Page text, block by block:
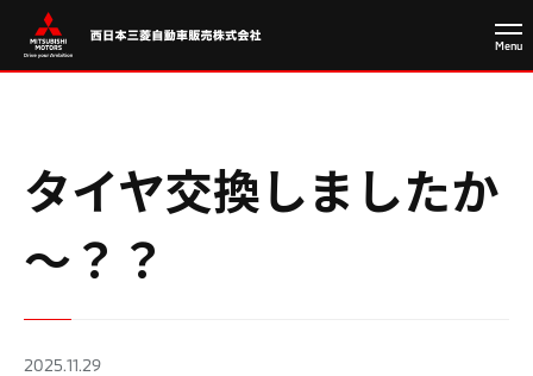
タイヤ交換しましたか
～？？
2025.11.29